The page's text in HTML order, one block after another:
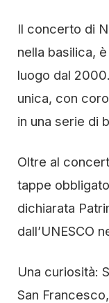
Il concerto di
nella basilica,
luogo dal
unica, con
in una serie di
Oltre al
tappe
dichiarata
dall’UNESCO
Una curiosità:
San